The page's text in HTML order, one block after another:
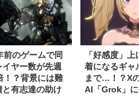
前のゲームで同
ヤー数が先週
！？背景には難
と有志達の助け
「好感度」
着になるギャ
まで…！？X
AI「Grok」